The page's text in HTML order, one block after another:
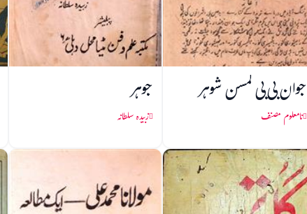
جوان بی بی کمسن شوہر
نامعلوم مصنف
جوہر
زبیدہ سلطانہ